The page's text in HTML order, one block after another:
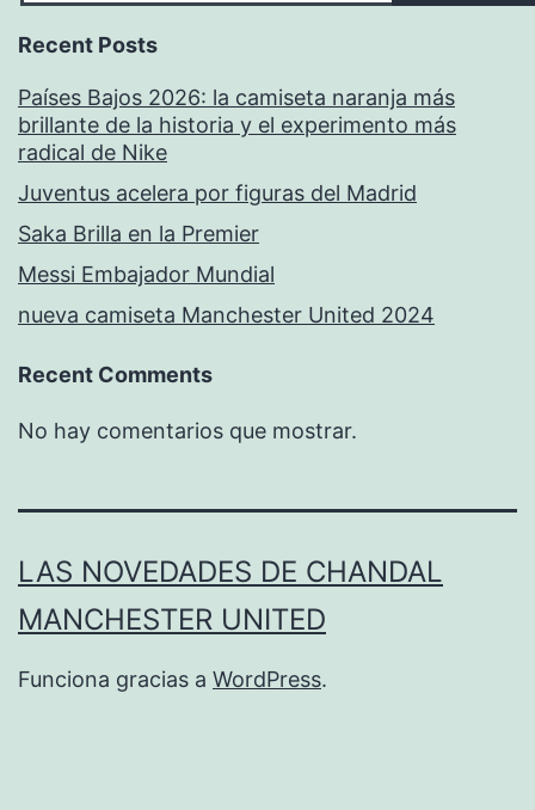
Recent Posts
Países Bajos 2026: la camiseta naranja más
brillante de la historia y el experimento más
radical de Nike
Juventus acelera por figuras del Madrid
Saka Brilla en la Premier
Messi Embajador Mundial
nueva camiseta Manchester United 2024
Recent Comments
No hay comentarios que mostrar.
LAS NOVEDADES DE CHANDAL
MANCHESTER UNITED
Funciona gracias a WordPress.